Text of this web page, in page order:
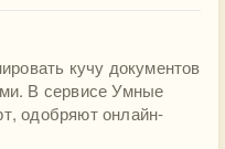
кучу документов
В сервисе Умные
одобряют онлайн-